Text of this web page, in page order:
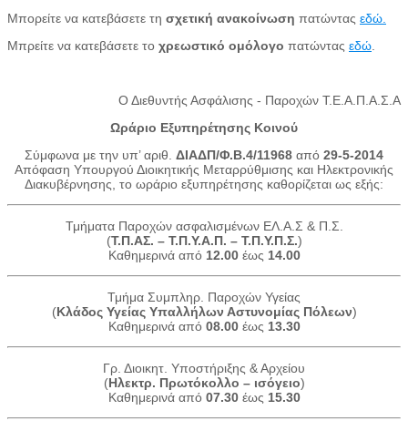
Μπορείτε να κατεβάσετε τη σχετική ανακοίνωση πατώντας εδώ.
Μπρείτε να κατεβάσετε το χρεωστικό ομόλογο πατώντας εδώ.
Ο Διεθυντής Ασφάλισης - Παροχών Τ.Ε.Α.Π.Α.Σ.Α
Ωράριο Εξυπηρέτησης Κοινού
Σύμφωνα με την υπ’ αριθ. ΔΙΑΔΠ/Φ.Β.4/11968 από 29-5-2014
Απόφαση Υπουργού Διοικητικής Μεταρρύθμισης και Ηλεκτρονικής
Διακυβέρνησης, το ωράριο εξυπηρέτησης καθορίζεται ως εξής:
Τμήματα Παροχών ασφαλισμένων ΕΛ.Α.Σ & Π.Σ.
(Τ.Π.ΑΣ. – Τ.Π.Υ.Α.Π. – Τ.Π.Υ.Π.Σ.)
Καθημερινά από 12.00 έως 14.00
Τμήμα Συμπληρ. Παροχών Υγείας
(Κλάδος Υγείας Υπαλλήλων Αστυνομίας Πόλεων)
Καθημερινά από 08.00έως 13.30
Γρ. Διοικητ. Υποστήριξης & Αρχείου
(Ηλεκτρ. Πρωτόκολλο – ισόγειο)
Καθημερινά από 07.30έως 15.30